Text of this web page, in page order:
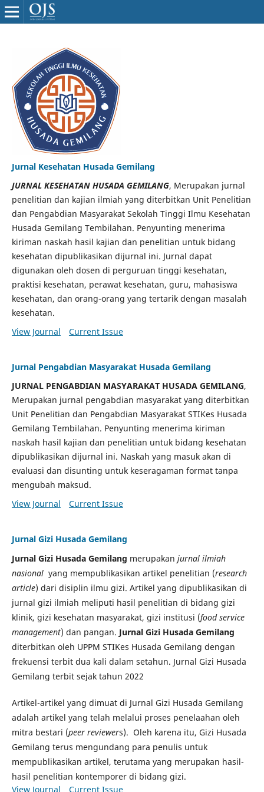
Jurnal Kesehatan Husada Gemilang
JURNAL KESEHATAN HUSADA GEMILANG, Merupakan jurnal
penelitian dan kajian ilmiah yang diterbitkan Unit Penelitian
dan Pengabdian Masyarakat Sekolah Tinggi Ilmu Kesehatan
Husada Gemilang Tembilahan. Penyunting menerima
kiriman naskah hasil kajian dan penelitian untuk bidang
kesehatan dipublikasikan dijurnal ini. Jurnal dapat
digunakan oleh dosen di perguruan tinggi kesehatan,
praktisi kesehatan, perawat kesehatan, guru, mahasiswa
kesehatan, dan orang-orang yang tertarik dengan masalah
kesehatan.
View Journal
Current Issue
Jurnal Pengabdian Masyarakat Husada Gemilang
JURNAL PENGABDIAN MASYARAKAT HUSADA GEMILANG,
Merupakan jurnal pengabdian masyarakat yang diterbitkan
Unit Penelitian dan Pengabdian Masyarakat STIKes Husada
Gemilang Tembilahan. Penyunting menerima kiriman
naskah hasil kajian dan penelitian untuk bidang kesehatan
dipublikasikan dijurnal ini. Naskah yang masuk akan di
evaluasi dan disunting untuk keseragaman format tanpa
mengubah maksud.
View Journal
Current Issue
Jurnal Gizi Husada Gemilang
Jurnal Gizi Husada Gemilang merupakan jurnal ilmiah
nasionalyang mempublikasikan artikel penelitian (research
article) dari disiplin ilmu gizi. Artikel yang dipublikasikan di
jurnal gizi ilmiah meliputi hasil penelitian di bidang gizi
klinik, gizi kesehatan masyarakat, gizi institusi (food service
management) dan pangan. Jurnal Gizi Husada Gemilang
diterbitkan oleh UPPM STIKes Husada Gemilang dengan
frekuensi terbit dua kali dalam setahun. Jurnal Gizi Husada
Gemilang terbit sejak tahun 2022
Artikel-artikel yang dimuat di Jurnal Gizi Husada Gemilang
adalah artikel yang telah melalui proses penelaahan oleh
mitra bestari (peer reviewers). Oleh karena itu, Gizi Husada
Gemilang terus mengundang para penulis untuk
mempublikasikan artikel, terutama yang merupakan hasil-
hasil penelitian kontemporer di bidang gizi.
View Journal
Current Issue